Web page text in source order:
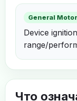
General
Device
range/
Что